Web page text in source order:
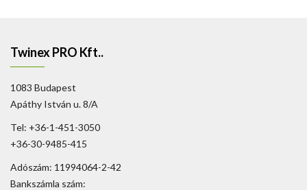
Twinex PRO Kft..
1083 Budapest
Apáthy István u. 8/A
Tel: +36-1-451-3050
+36-30-9485-415
Adószám: 11994064-2-42
Bankszámla szám: